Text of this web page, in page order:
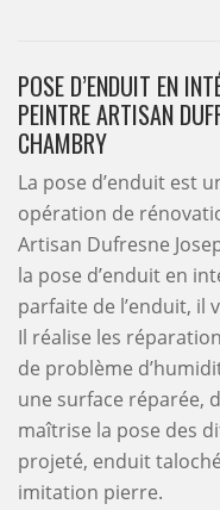
POSE D’ENDUIT EN
PEINTRE ARTISAN
CHAMBRY
La pose d’enduit est
opération de
Artisan Dufresne
la pose d’enduit en
parfaite de l’enduit, il
Il réalise les
de problème
une surface réparée,
maîtrise la pose des
projeté, enduit
imitation pierre.